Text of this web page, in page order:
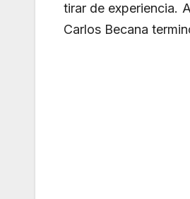
tirar de experiencia.
Carlos Becana